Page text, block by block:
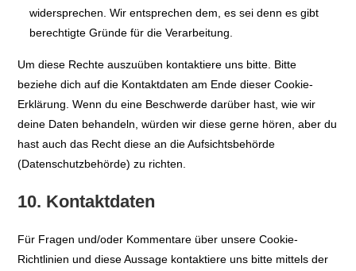
widersprechen. Wir entsprechen dem, es sei denn es gibt
berechtigte Gründe für die Verarbeitung.
Um diese Rechte auszuüben kontaktiere uns bitte. Bitte
beziehe dich auf die Kontaktdaten am Ende dieser Cookie-
Erklärung. Wenn du eine Beschwerde darüber hast, wie wir
deine Daten behandeln, würden wir diese gerne hören, aber du
hast auch das Recht diese an die Aufsichtsbehörde
(Datenschutzbehörde) zu richten.
10. Kontaktdaten
Für Fragen und/oder Kommentare über unsere Cookie-
Richtlinien und diese Aussage kontaktiere uns bitte mittels der